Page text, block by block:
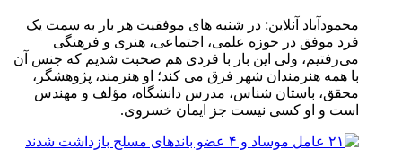
محمودآباد آنلاین: در شنبه های موفقیت هر بار به سمت یک
فرد موفق در حوزه علمی، اجتماعی، هنری و فرهنگی
می‌رفتیم، ولی این بار با فردی هم صحبت شدیم که جنس آن
با همه هنرمندان شهر فرق می کند؛ او هنرمند، پژوهشگر،
محقق، باستان شناس، مدرس دانشگاه، مؤلف و مهندس
است و او کسی نیست جز ایمان خسروی.